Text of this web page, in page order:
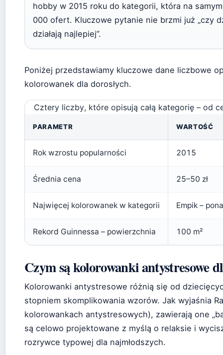
hobby w 2015 roku do kategorii, która na
000 ofert. Kluczowe pytanie nie brzmi już „czy
działają najlepiej”.
Poniżej przedstawiamy kluczowe dane liczbowe
kolorowanek dla dorosłych.
Cztery liczby, które opisują całą kategorię – od
PARAMETR WARTOŚĆ
Rok wzrostu popularności 2015
Średnia cena 25–50 zł
Najwięcej kolorowanek w kategorii Empik –
Rekord Guinnessa – powierzchnia 100 m²
Czym są kolorowanki antystresowe
Kolorowanki antystresowe różnią się od
stopniem skomplikowania wzorów. Jak wyjaśnia
kolorowankach antystresowych), zawierają one
są celowo projektowane z myślą o relaksie i
rozrywce typowej dla najmłodszych.